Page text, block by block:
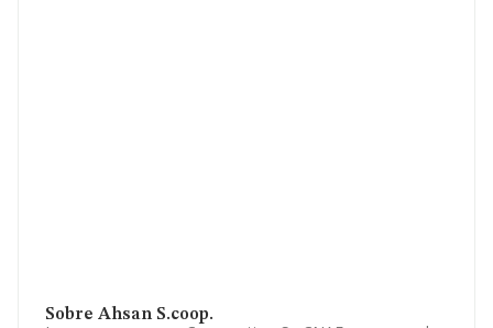
Sobre Ahsan S.coop.